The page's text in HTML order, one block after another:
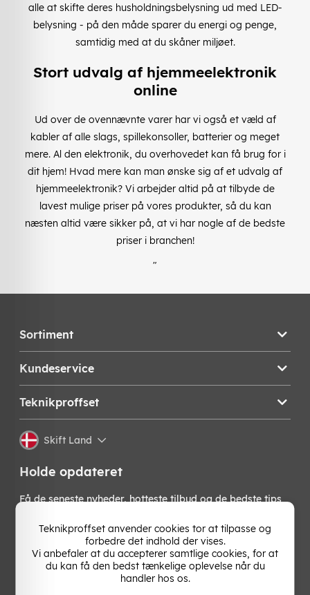
alle at skifte deres husholdningsbelysning ud med LED-
belysning - på den måde sparer du energi og penge,
samtidig med at du skåner miljøet.
Stort udvalg af hjemmeelektronik
online
Ud over de ovennævnte varer har vi også et væld af
kabler af alle slags, spillekonsoller, batterier og meget
mere. Al den elektronik, du overhovedet kan få brug for i
dit hjem! Hvad mere kan man ønske sig af et udvalg af
hjemmeelektronik? Vi arbejder altid på at tilbyde de
lavest mulige priser på vores produkter, så du kan
næsten altid være sikker på, at vi har nogle af de bedste
priser i branchen!
"
Sortiment
Kundeservice
Teknikproffset
Skift Land
Holde opdateret
Få de seneste nyheder, hotteste tilbud og de bedste tips
nyhedsbrev!
OK
Teknikproffset anvender cookies tor at tilpasse og
forbedre det indhold der vises.
Vi anbefaler at du accepterer samtlige cookies, for at
du kan få den bedst tænkelige oplevelse når du
handler hos os.